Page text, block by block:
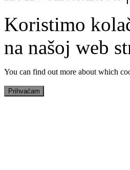
Koristimo
na našoj web
You can find out more about which
Prihvaćam